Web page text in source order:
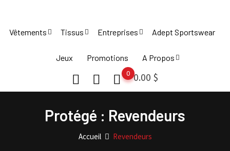
Vêtements Tissus Entreprises Adept Sportswear
Jeux Promotions A Propos
0.00 $
0
Protégé : Revendeurs
Accueil Revendeurs